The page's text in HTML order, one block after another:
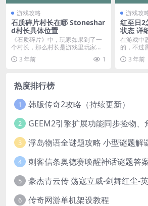
游戏攻略
石质碎片村长在哪 Stoneshar
d村长具体位置
《石质碎片》中，玩家如果到了一
个村长，那么村长是游戏里玩家必
须要找到的NPC，很...
3 年前 1
游戏攻
红至日2
状态 详
在游戏中
的，不过
么红至日
3 年前
热度排行榜
1 韩版传奇2攻略（持续更新）
2 GEEM2引擎扩展功能同步捡物、
3 浮岛物语全谜题攻略 小型谜题解
4
5 豪杰青云传 荡寇立威-剑舞红尘-
6 传奇网游单机架设教程